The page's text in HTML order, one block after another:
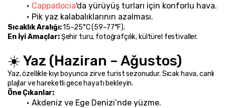
Cappadocia'da yürüyüş turları için konforlu hava.
Pik yaz kalabalıklarının azalması.
Sıcaklık Aralığı: 15–25°C (59–77°F).
En İyi Amaçlar: Şehir turu, fotoğrafçılık, kültürel festivaller.
☀️ Yaz (Haziran – Ağustos)
Yaz, özellikle kıyı boyunca zirve turist sezonudur. Sıcak hava, canlı
plajlar ve hareketli gece hayatı bekleyin.
Öne Çıkanlar:
Akdeniz ve Ege Denizi’nde yüzme.